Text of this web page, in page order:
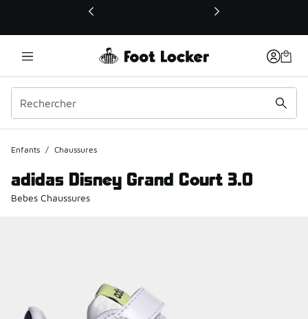
Ce lien ouvrira une nouvelle fenêtre
Enfants / Chaussures
adidas Disney Grand Court 3.0
Bebes Chaussures